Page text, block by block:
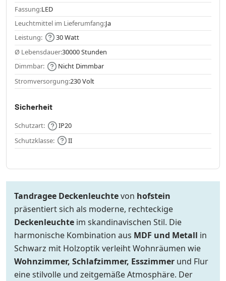
Fassung:LED
Leuchtmittel im Lieferumfang:Ja
Leistung:
30 Watt
Ø Lebensdauer:30000 Stunden
Dimmbar:
Nicht Dimmbar
Stromversorgung:230 Volt
Sicherheit
Schutzart:
IP20
Schutzklasse:
II
Tandragee Deckenleuchtevon hofstein
präsentiert sich als moderne, rechteckige
Deckenleuchte im skandinavischen Stil. Die
harmonische Kombination aus MDF und Metall in
Schwarz mit Holzoptik verleiht Wohnräumen wie
Wohnzimmer, Schlafzimmer, Esszimmer und Flur
eine stilvolle und zeitgemäße Atmosphäre. Der